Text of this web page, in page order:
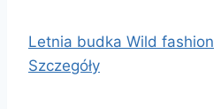
Letnia budka Wild fashion
Szczegóły